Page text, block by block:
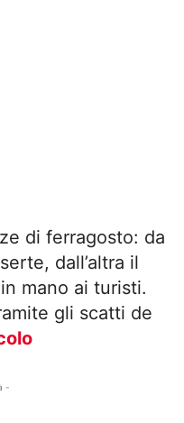
di ferragosto: da
dall’altra il
mano ai turisti.
gli scatti de
-